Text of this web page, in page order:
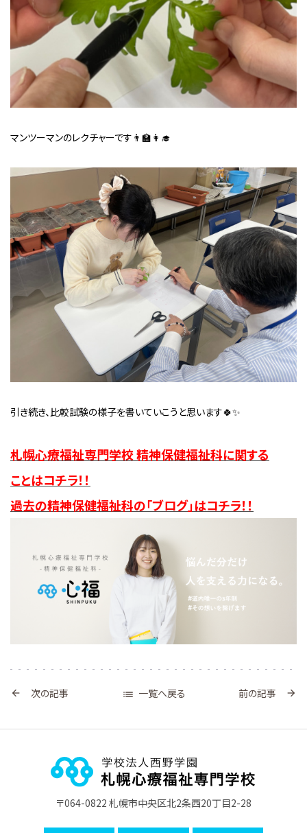
マンツーマンのレクチャーです👨‍🏫👩‍🎓
引き続き、比較試験の様子を書いていこうと思います🍀✨
札幌心療福祉専門学校 精神保健福祉科に関する
ことはコチラ！！
過去の精神保健福祉科の「ブログ」はコチラ！！
 次の記事  一覧へ戻る 前の記事 
〒064-0822 札幌市中央区北2条西20丁目2-28